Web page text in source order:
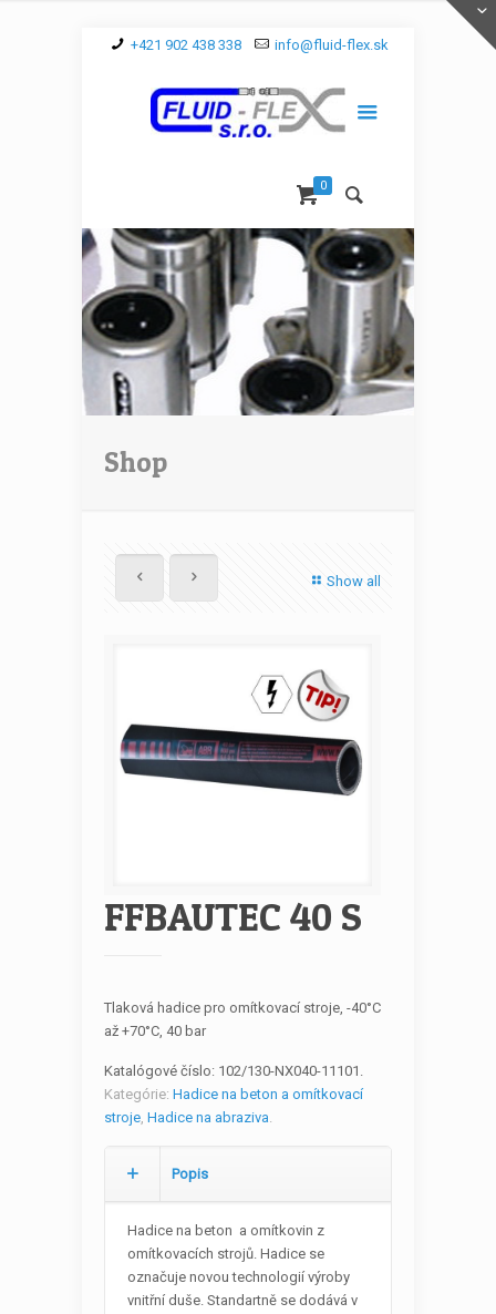
+421 902 438 338 info@fluid-flex.sk
0
Shop
Show all
FFBAUTEC 40 S
Tlaková hadice pro omítkovací stroje, -40°C
až +70°C, 40 bar
Katalógové číslo: 102/130-NX040-11101 .
Kategórie: Hadice na beton a omítkovací
stroje, Hadice na abraziva.
Popis
Hadice na beton a omítkovin z
omítkovacích strojů. Hadice se
označuje novou technologií výroby
vnitřní duše. Standartně se dodává v